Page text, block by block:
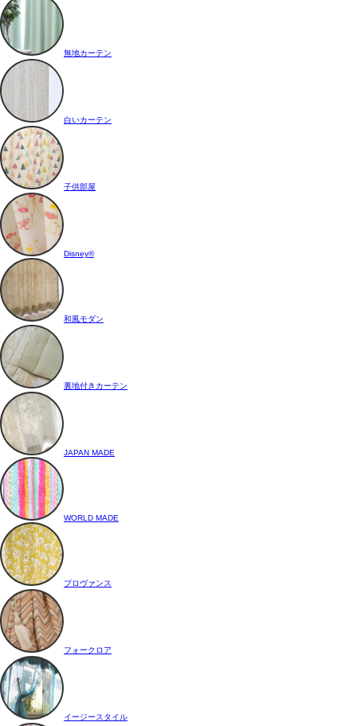
無地カーテン
白いカーテン
子供部屋
Disney®
和風モダン
裏地付きカーテン
JAPAN MADE
WORLD MADE
プロヴァンス
フォークロア
イージースタイル